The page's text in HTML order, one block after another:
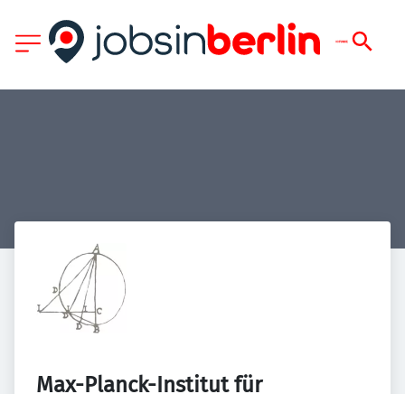
Max-Planck-Institut für